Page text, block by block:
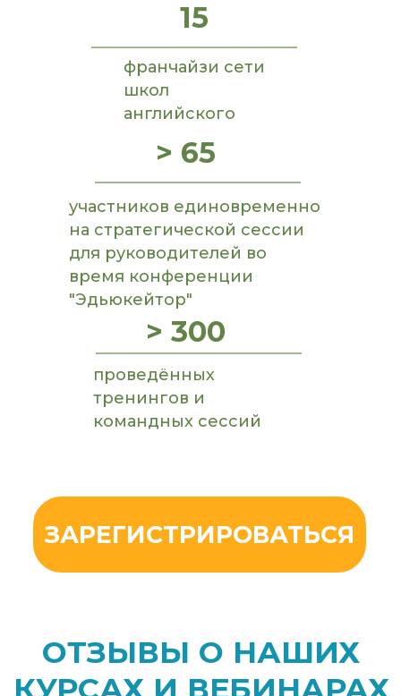
проведённых
тренингов и
командных сессий
> 300
участников единовременно
на стратегической сессии
для руководителей во
время конференции
"Эдьюкейтор"
> 65
франчайзи сети
школ
английского
15